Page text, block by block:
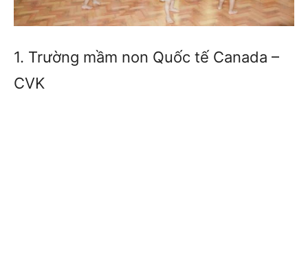
1. Trường mầm non Quốc tế Canada –
CVK